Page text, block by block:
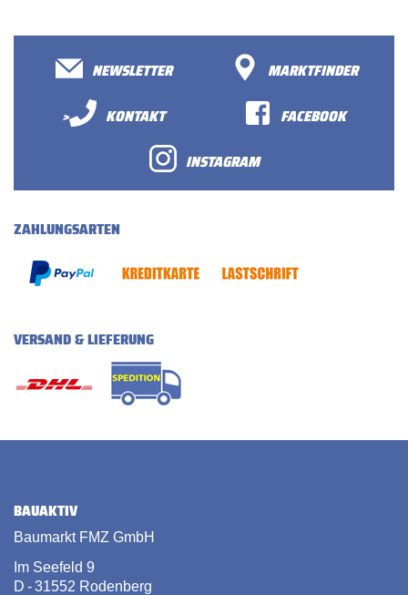
NEWSLETTER
MARKTFINDER
>
KONTAKT
FACEBOOK
INSTAGRAM
ZAHLUNGSARTEN
VERSAND & LIEFERUNG
BAUAKTIV
Baumarkt FMZ GmbH
Im Seefeld 9
D - 31552 Rodenberg